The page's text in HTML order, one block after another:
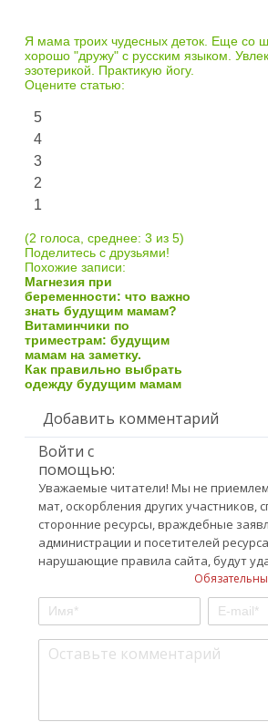
Я мама троих чудесных деток. Еще со
хорошо "дружу" с русским языком.
эзотерикой. Практикую йогу.
Оцените статью:
5
4
3
2
1
(2 голоса, среднее: 3 из 5)
Поделитесь с друзьями!
Похожие записи:
Магнезия при
беременности: что важно
знать будущим мамам?
Витаминчики по
триместрам: будущим
мамам на заметку.
Как правильно выбрать
одежду будущим мамам
Добавить комментарий
Войти с
помощью:
Уважаемые читатели! Мы не
мат, оскорбления других участников,
сторонние ресурсы, враждебные
администрации и посетителей
нарушающие правила сайта, будут